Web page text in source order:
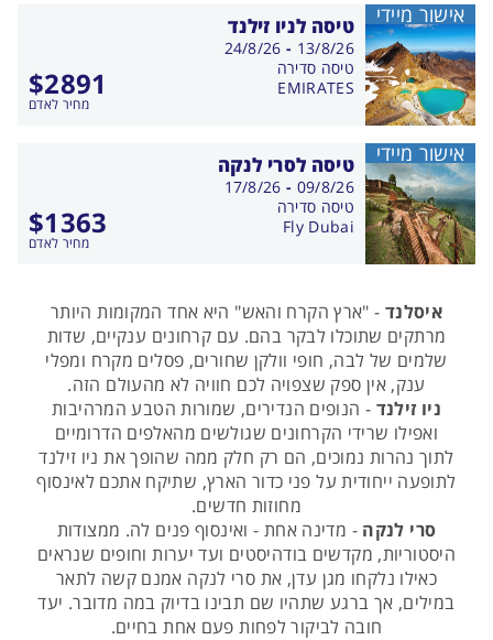
טיסה לניו זילנד
$2891
מחיר לאדם
בין
התאריכים,
13/8/26
-
24/8/26
טיסה סדירה
EMIRATES
אישור מיידי
טיסה לסרי לנקה
$1363
מחיר לאדם
בין
התאריכים,
09/8/26
-
17/8/26
טיסה סדירה
Fly Dubai
אישור מיידי
איסלנד - "ארץ הקרח והאש" היא אחד המקומות היותר
מרתקים שתוכלו לבקר בהם. עם קרחונים ענקיים, שדות
שלמים של לבה, חופי וולקן שחורים, פסלים מקרח ומפלי
ענק, אין ספק שצפויה לכם חוויה לא מהעולם הזה.
ניו זילנד - הנופים הנדירים, שמורות הטבע המרהיבות
ואפילו שרידי הקרחונים שגולשים מהאלפים הדרומיים
לתוך נהרות נמוכים, הם רק חלק ממה שהופך את ניו זילנד
לתופעה ייחודית על פני כדור הארץ, שתיקח אתכם לאינסוף
מחוזות חדשים.
סרי לנקה - מדינה אחת - ואינסוף פנים לה. ממצודות
היסטוריות, מקדשים בודהיסטים ועד יערות וחופים שנראים
כאילו נלקחו מגן עדן, את סרי לנקה אמנם קשה לתאר
במילים, אך ברגע שתהיו שם תבינו בדיוק במה מדובר. יעד
חובה לביקור לפחות פעם אחת בחיים.